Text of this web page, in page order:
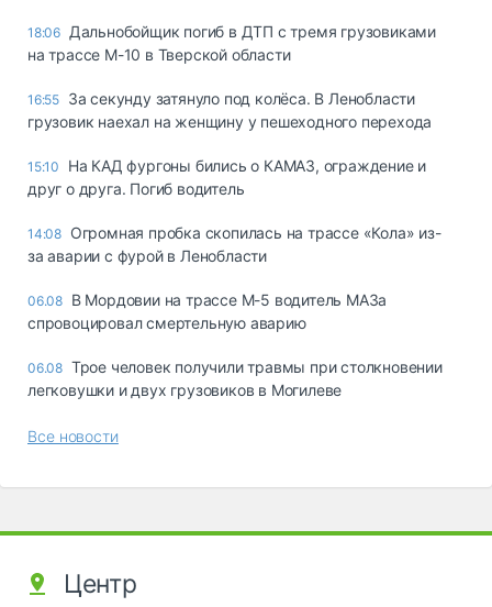
18:06 Дальнобойщик погиб в ДТП с тремя грузовиками
на трассе М-10 в Тверской области
16:55 За секунду затянуло под колёса. В Ленобласти
грузовик наехал на женщину у пешеходного перехода
15:10
На КАД фургоны бились о КАМАЗ, ограждение и
друг о друга. Погиб водитель
14:08 Огромная пробка скопилась на трассе «Кола» из-
за аварии с фурой в Ленобласти
06.08 В Мордовии на трассе М-5 водитель МАЗа
спровоцировал смертельную аварию
06.08 Трое человек получили травмы при столкновении
легковушки и двух грузовиков в Могилеве
Все новости
Центр